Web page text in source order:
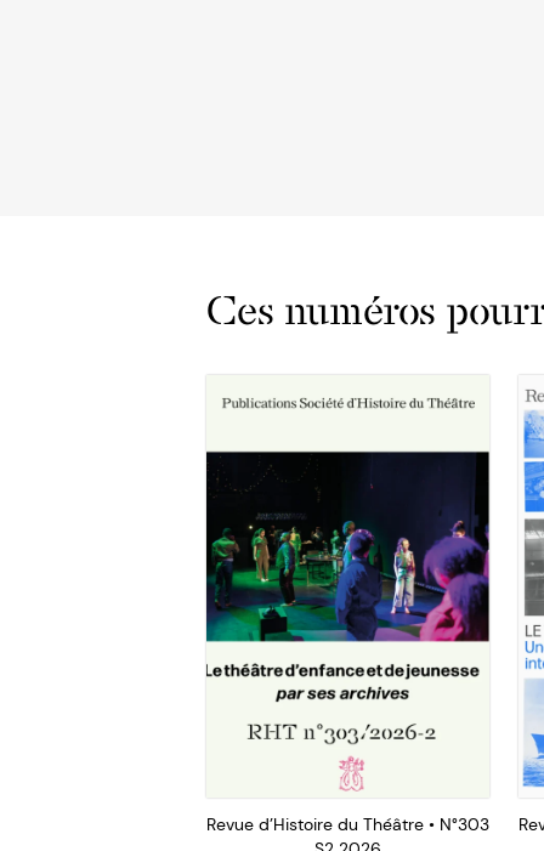
Ces numéros
Revue d’Histoire du Théâtre • N°303